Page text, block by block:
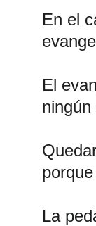
En el
El
ningún
La